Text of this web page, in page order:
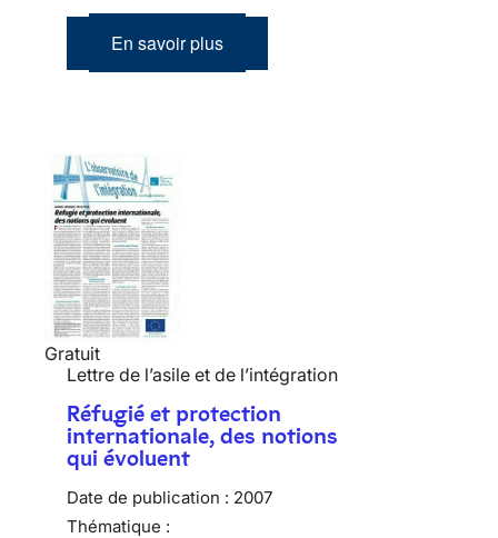
En savoir plus
Gratuit
Lettre de l’asile et de l’intégration
Réfugié et protection
internationale, des notions
qui évoluent
Date de publication : 2007
Thématique :